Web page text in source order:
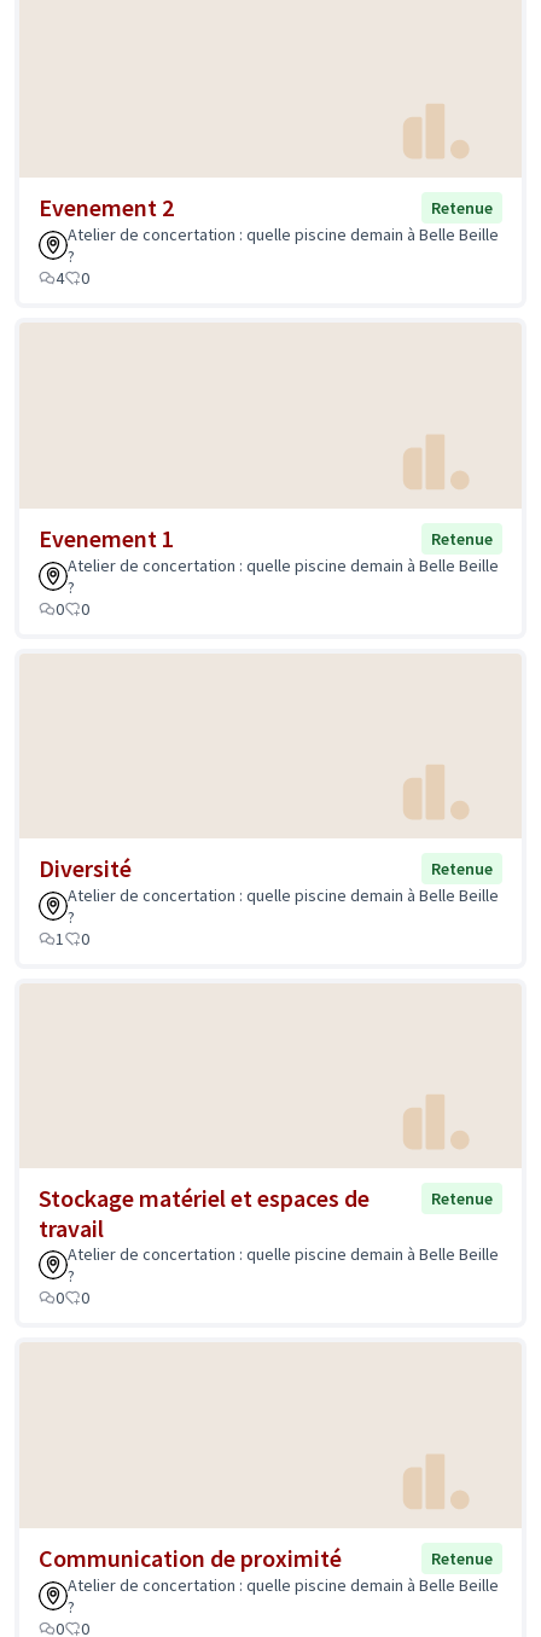
Evenement 2
Retenue
Atelier de concertation : quelle piscine demain à Belle Beille
?
4
0
Evenement 1
Retenue
Atelier de concertation : quelle piscine demain à Belle Beille
?
0
0
Diversité
Retenue
Atelier de concertation : quelle piscine demain à Belle Beille
?
1
0
Stockage matériel et espaces de
travail
Retenue
Atelier de concertation : quelle piscine demain à Belle Beille
?
0
0
Communication de proximité
Retenue
Atelier de concertation : quelle piscine demain à Belle Beille
?
0
0